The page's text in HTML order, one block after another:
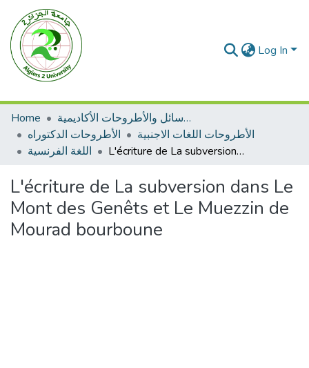
Log In
Home
الرسائل والأطروحات الأكاديمية
الأطروحات الدكتوراه
الأطروحات اللغات الاجنبية
اللغة الفرنسية
L'écriture de La subversion dans Le Mont des Genêts et Le Muezzin de Mourad bourboune
L'écriture de La subversion dans Le
Mont des Genêts et Le Muezzin de
Mourad bourboune